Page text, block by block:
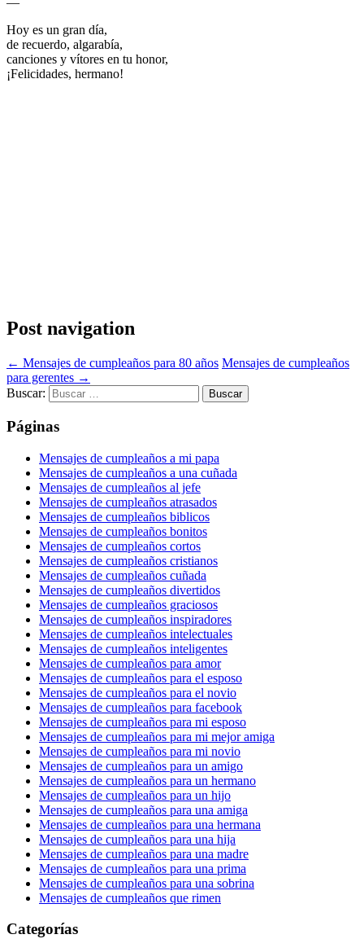
Hoy es un gran día,
de recuerdo, algarabía,
canciones y vítores en tu honor,
¡Felicidades, hermano!
Post navigation
← Mensajes de cumpleaños para 80 años Mensajes de cumpleaños
para gerentes →
Buscar:
Páginas
Mensajes de cumpleaños a mi papa
Mensajes de cumpleaños a una cuñada
Mensajes de cumpleaños al jefe
Mensajes de cumpleaños atrasados
Mensajes de cumpleaños biblicos
Mensajes de cumpleaños bonitos
Mensajes de cumpleaños cortos
Mensajes de cumpleaños cristianos
Mensajes de cumpleaños cuñada
Mensajes de cumpleaños divertidos
Mensajes de cumpleaños graciosos
Mensajes de cumpleaños inspiradores
Mensajes de cumpleaños intelectuales
Mensajes de cumpleaños inteligentes
Mensajes de cumpleaños para amor
Mensajes de cumpleaños para el esposo
Mensajes de cumpleaños para el novio
Mensajes de cumpleaños para facebook
Mensajes de cumpleaños para mi esposo
Mensajes de cumpleaños para mi mejor amiga
Mensajes de cumpleaños para mi novio
Mensajes de cumpleaños para un amigo
Mensajes de cumpleaños para un hermano
Mensajes de cumpleaños para un hijo
Mensajes de cumpleaños para una amiga
Mensajes de cumpleaños para una hermana
Mensajes de cumpleaños para una hija
Mensajes de cumpleaños para una madre
Mensajes de cumpleaños para una prima
Mensajes de cumpleaños para una sobrina
Mensajes de cumpleaños que rimen
Categorías